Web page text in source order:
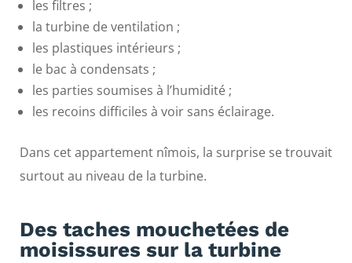
les filtres ;
la turbine de ventilation ;
les plastiques intérieurs ;
le bac à condensats ;
les parties soumises à l’humidité ;
les recoins difficiles à voir sans éclairage.
Dans cet appartement nîmois, la surprise se trouvait
surtout au niveau de la turbine.
Des taches mouchetées de
moisissures sur la turbine